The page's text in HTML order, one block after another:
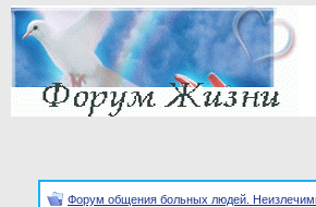
Форум общения больных людей.